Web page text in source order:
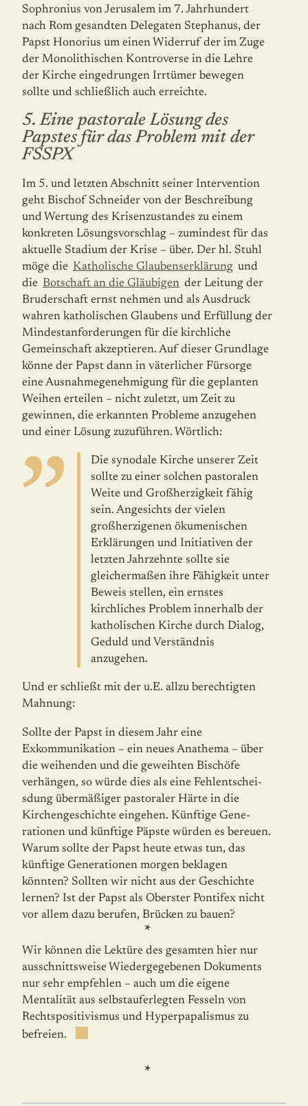
Sophronius von Jerusalem im 7. Jahrhundert
nach Rom gesandten Delegaten Stephanus, der
Papst Honorius um einen Widerruf der im Zuge
der Monolithischen Kontroverse in die Lehre
der Kirche eingedrungen Irrtümer bewegen
sollte und schließ­lich auch erreichte.
5. Eine pastorale Lösung des
Papstes für das Problem mit der
FSSPX
Im 5. und letzten Abschnitt seiner Intervention
geht Bischof Schneider von der Beschrei­bung
und Wertung des Krisenzustandes zu einem
konkreten Lösungsvorschlag – zumin­dest für das
aktuelle Stadium der Krise – über. Der hl. Stuhl
möge die Katholische Glau­benserklärung und
die Botschaft an die Gläubigen der Leitung der
Bruderschaft ernst nehmen und als Ausdruck
wahren katholischen Glaubens und Erfüllung der
Mindest­an­forderungen für die kirchliche
Gemeinschaft akzeptieren. Auf dieser Grundlage
könne der Papst dann in väterlicher Fürsorge
eine Ausnahmegenehmigung für die geplanten
Weihen erteilen – nicht zuletzt, um Zeit zu
gewinnen, die erkannten Probleme anzu­ge­hen
und einer Lösung zuzuführen. Wörtlich:
Die synodale Kirche unserer Zeit
sollte zu einer solchen pastoralen
Weite und Großherzigkeit fähig
sein. Angesichts der vielen
großherzigenen ökume­ni­schen
Erklärungen und Initiativen der
letzten Jahrzehnte sollte sie
gleicher­maßen ihre Fähigkeit unter
Beweis stellen, ein ernstes
kirchliches Problem innerhalb der
katholischen Kirche durch Dialog,
Geduld und Verständnis
anzugehen.
Und er schließt mit der u.E. allzu berechtigten
Mahnung:
Sollte der Papst in diesem Jahr eine
Exkommunikation – ein neues Anathema – über
die weihenden und die geweihten Bischöfe
verhängen, so würde dies als eine Fehlent­schei­­
sdung übermäßiger pastoraler Härte in die
Kirchengeschichte eingehen. Künftige Gene­
rationen und künftige Päpste würden es bereuen.
Warum sollte der Papst heute etwas tun, das
künftige Ge­ne­rationen morgen beklagen
könnten? Sollten wir nicht aus der Geschichte
lernen? Ist der Papst als Oberster Pontifex nicht
vor allem dazu berufen, Brücken zu bauen?
*
Wir können die Lektüre des gesamten hier nur
ausschnittsweise Wiedergegebenen Dokuments
nur sehr empfehlen – auch um die eigene
Mentalität aus selbstauferlegten Fesseln von
Rechtspositivismus und Hyperpapalismus zu
befreien.
*